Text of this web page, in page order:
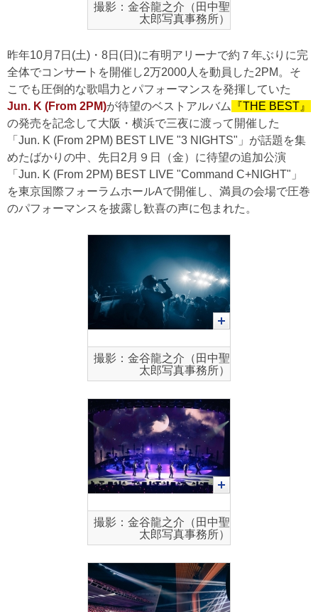
撮影：金谷龍之介（田中聖
太郎写真事務所）
昨年10月7日(土)・8日(日)に有明アリーナで約７年ぶりに完
全体でコンサートを開催し2万2000人を動員した2PM。そ
こでも圧倒的な歌唱力とパフォーマンスを発揮していた
Jun. K (From 2PM)が待望のベストアルバム
『THE BEST』
の発売を記念して大阪・横浜で三夜に渡って開催した
「Jun. K (From 2PM) BEST LIVE "3 NIGHTS"」が話題を集
めたばかりの中、先日2月９日（金）に待望の追加公演
「Jun. K (From 2PM) BEST LIVE "Command C+NIGHT"」
を東京国際フォーラムホールAで開催し、満員の会場で圧巻
のパフォーマンスを披露し歓喜の声に包まれた。
撮影：金谷龍之介（田中聖
太郎写真事務所）
撮影：金谷龍之介（田中聖
太郎写真事務所）